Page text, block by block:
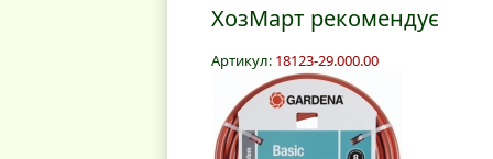
ХозМарт рекомендує
Артикул: 18123-29.000.00